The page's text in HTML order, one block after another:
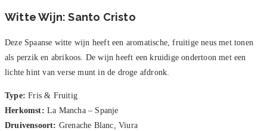
Witte Wijn: Santo Cristo
Deze Spaanse witte wijn heeft een aromatische, fruitige neus met tonen
als perzik en abrikoos. De wijn heeft een kruidige ondertoon met een
lichte hint van verse munt in de droge afdronk.
Type: Fris & Fruitig
Herkomst: La Mancha – Spanje
Druivensoort: Grenache Blanc, Viura